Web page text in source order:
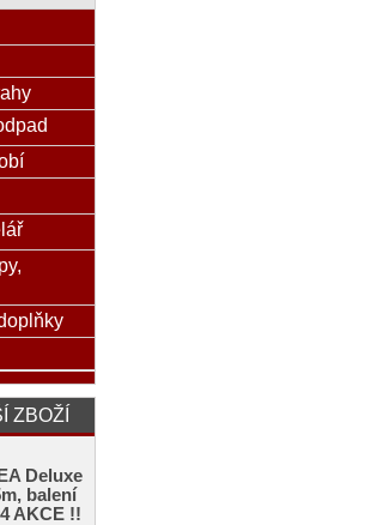
ZBOŽÍ
Deluxe
balení
AKCE !!